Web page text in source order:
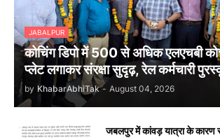
JABALPUR
कोचिंग डिपो में 500 से अधिक एलएचबी
प्लेट लगाकर संरक्षा सुदृढ़, रेल कर्मचारी
by KhabarAbhiTak - August 04, 2026
जबलपुर में कांवड़ यात्रा के कारण